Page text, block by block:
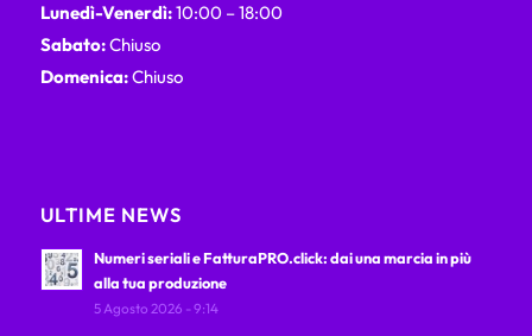
Lunedì-Venerdì:10:00 – 18:00
Sabato:Chiuso
Domenica:Chiuso
ULTIME NEWS
Numeri seriali e FatturaPRO.click: dai una marcia in più
alla tua produzione
5 Agosto 2026 - 9:14